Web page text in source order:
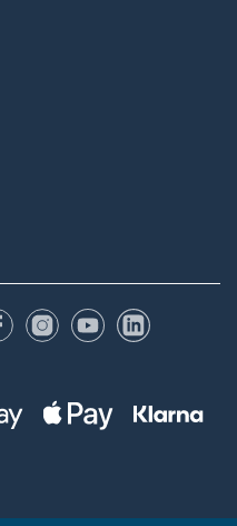
FacebookInstagram
YouTubeLinkedIn